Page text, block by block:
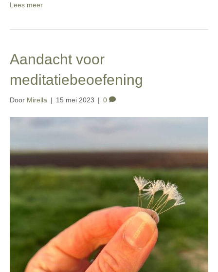
Lees meer
Aandacht voor
meditatiebeoefening
Door Mirella | 15 mei 2023 | 0